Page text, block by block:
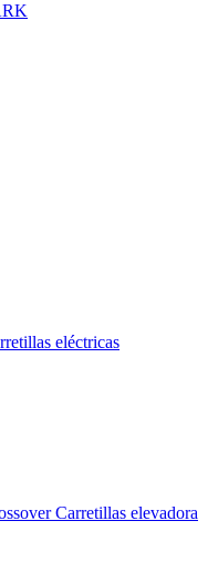
eléctricas
Carretillas elevadora